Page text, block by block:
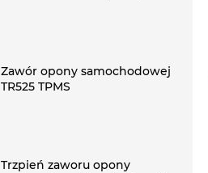
Zawór opony samochodowej
TR525 TPMS
Trzpień zaworu opony